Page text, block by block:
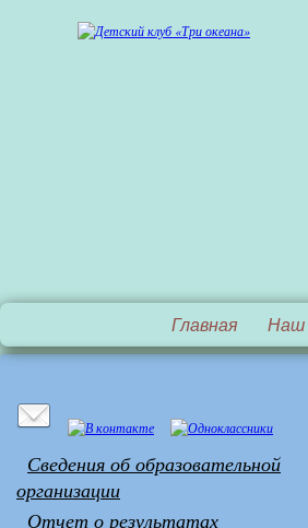
Главная Наш
Сведения об образовательной
организации
Отчет о результатах